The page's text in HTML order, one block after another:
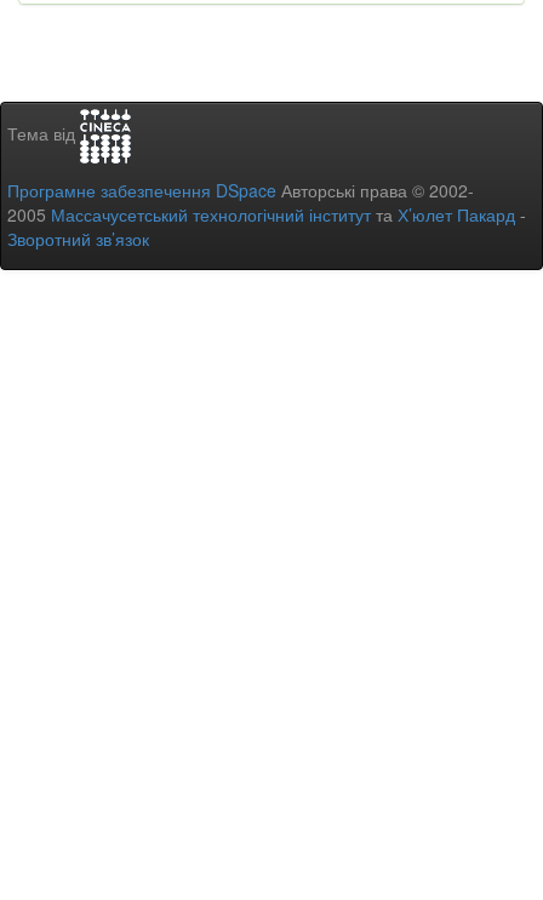
Тема від
Програмне забезпечення DSpace Авторські права © 2002-
2005 Массачусетський технологічний інститутта Х’юлет Пакард -
Зворотний зв’язок